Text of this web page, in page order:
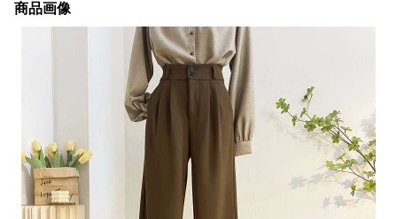
商品画像